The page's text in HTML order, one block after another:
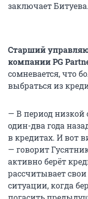
заключает Битуева.
Старший
компании PG
сомневается, что
выбраться из
— В период низкой
один-два года
в кредитах. И вот
— говорит
активно берёт
рассчитывает
ситуации, когда